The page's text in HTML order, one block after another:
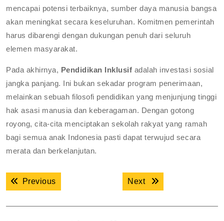
mencapai potensi terbaiknya, sumber daya manusia bangsa
akan meningkat secara keseluruhan. Komitmen pemerintah
harus dibarengi dengan dukungan penuh dari seluruh
elemen masyarakat.
Pada akhirnya, Pendidikan Inklusif adalah investasi sosial
jangka panjang. Ini bukan sekadar program penerimaan,
melainkan sebuah filosofi pendidikan yang menjunjung tinggi
hak asasi manusia dan keberagaman. Dengan gotong
royong, cita-cita menciptakan sekolah rakyat yang ramah
bagi semua anak Indonesia pasti dapat terwujud secara
merata dan berkelanjutan.
Navigasi
posPreviousPrevious post: Next Next post: